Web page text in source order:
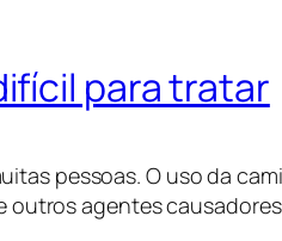
para tratar
pessoas. O uso da
agentes